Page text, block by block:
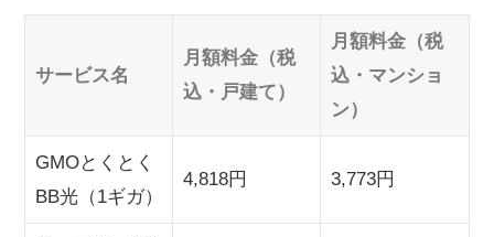
サービス名
月額料金（税
込・戸建て）
月額料金（税
込・マンショ
ン）
GMOとくとく
BB光（1ギガ）
4,818円 3,773円